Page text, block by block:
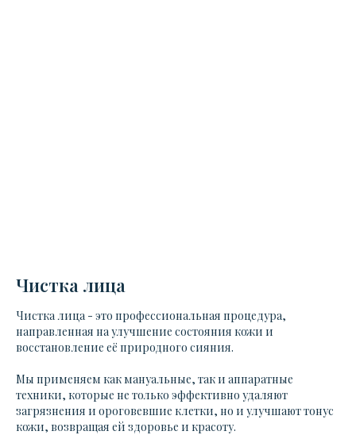
Чистка лица
Чистка лица - это профессиональная процедура,
направленная на улучшение состояния кожи и
восстановление её природного сияния.
Мы применяем как мануальные, так и аппаратные
техники, которые не только эффективно удаляют
загрязнения и ороговевшие клетки, но и улучшают тонус
кожи, возвращая ей здоровье и красоту.